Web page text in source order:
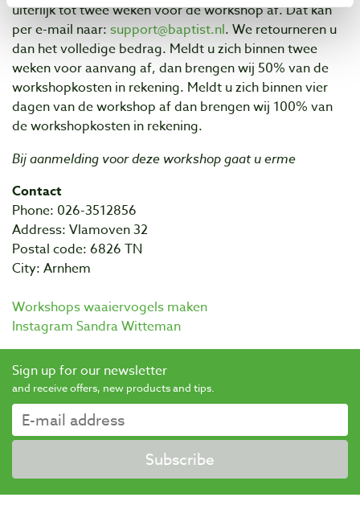
uiterlijk tot twee weken voor de workshop af. Dat kan
per e-mail naar: support@baptist.nl. We retourneren u
dan het volledige bedrag. Meldt u zich binnen twee
weken voor aanvang af, dan brengen wij 50% van de
workshopkosten in rekening. Meldt u zich binnen vier
dagen van de workshop af dan brengen wij 100% van
de workshopkosten in rekening.
Bij aanmelding voor deze workshop gaat u erme
Contact
Phone: 026-3512856
Address: Vlamoven 32
Postal code: 6826 TN
City: Arnhem
Workshops waaiervogels maken
Instagram Sandra Witteman
Sign up for our newsletter
and receive offers, new products and tips.
Subscribe